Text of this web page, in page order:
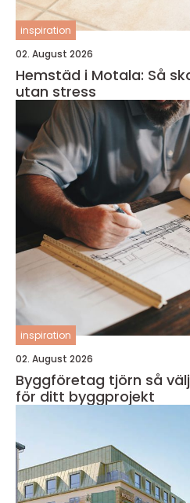
inspiration
02. August 2026
Hemstäd i Motala: Så
utan stress
inspiration
02. August 2026
Byggföretag tjörn så väljer du rätt partner
för ditt byggprojekt